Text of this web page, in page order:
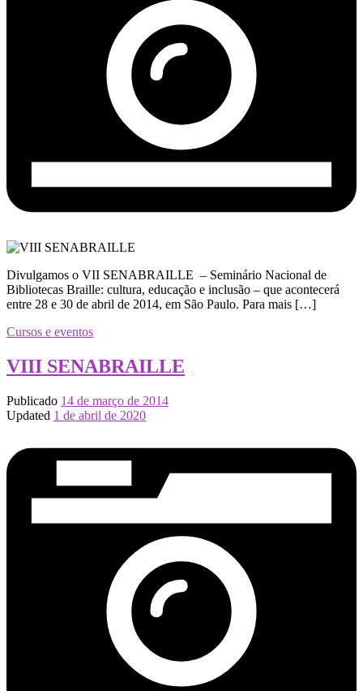
Divulgamos o VII SENABRAILLE – Seminário Nacional de
Bibliotecas Braille: cultura, educação e inclusão – que acontecerá
entre 28 e 30 de abril de 2014, em São Paulo. Para mais […]
Cursos e eventos
VIII SENABRAILLE
Publicado 14 de março de 2014
Updated 1 de abril de 2020